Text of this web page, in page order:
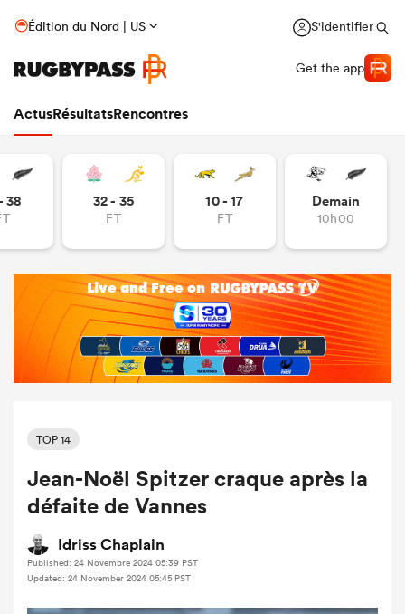
Édition du Nord | US S'identifier
Get the app
ActusRésultatsRencontres
38 32 - 35
FT
10 - 17
FT
Demain
10h00
TOP 14
Jean-Noël Spitzer craque après la
défaite de Vannes
Idriss Chaplain
Published: 24 Novembre 2024 05:39 PST
Updated: 24 November 2024 05:45 PST